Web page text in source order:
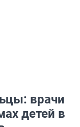
врачи
детей в